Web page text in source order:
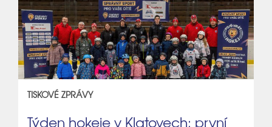
TISKOVÉ ZPRÁVY
Týden hokeje v Klatovech: první